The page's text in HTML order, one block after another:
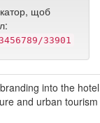
щоб
33901
into the hotel
and urban tourism